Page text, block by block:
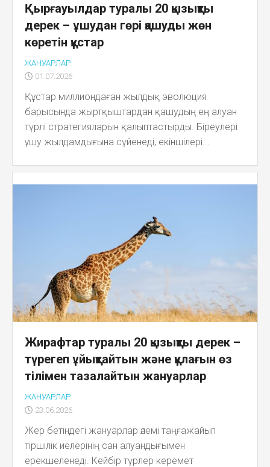
Қырғауылдар туралы 20 қызықты
дерек – ұшудан гөрі қашуды жөн
көретін құстар
ЖАНУАРЛАР
01.07.2026
Құстар миллиондаған жылдық эволюция
барысында жыртқыштардан қашудың ең алуан
түрлі стратегияларын қалыптастырды. Біреулері
ұшу жылдамдығына сүйенеді, екіншілері...
Жирафтар туралы 20 қызықты дерек –
түрегеп ұйықтайтын және құлағын өз
тілімен тазалайтын жануарлар
ЖАНУАРЛАР
23.06.2026
Жер бетіндегі жануарлар әлемі таңғажайып
тіршілік иелерінің сан алуандығымен
ерекшеленеді. Кейбір түрлер керемет